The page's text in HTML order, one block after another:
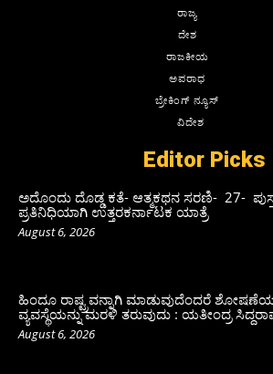
ರಾಜ್ಯ
ದೇಶ
ರಾಜಕೀಯ
ಅಪರಾಧ
ಬ್ರೇಕಿಂಗ್ ನ್ಯೂಸ್
ವಿದೇಶ
Editor Picks
ಅದೊಂದು ದೊಡ್ಡ ಕತೆ- ಆತ್ಮಕಥನ ಸರಣಿ- 27-
ಪ್ರತಿನಿಧಿಯಾಗಿ ಉತ್ತರಕರ್ನಾಟಕ ಯಾತ್ರೆ
August 6, 2026
ಹಿಂದೂ ರಾಷ್ಟ್ರವನ್ನಾಗಿ ಮಾಡುವುದೆಂದರೆ
ವ್ಯವಸ್ಥೆಯನ್ನು ಮರಳಿ ತರುವುದು : ಯತೀಂದ್ರ
August 6, 2026